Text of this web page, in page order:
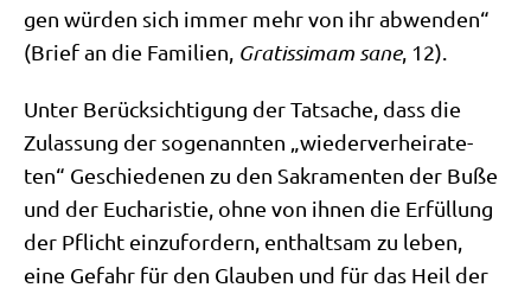
gen wür­den sich immer mehr von ihr abwen­den“
(Brief an die Fami­li­en, Gra­tis­si­mam sane, 12).
Unter Berück­sich­ti­gung der Tat­sa­che, dass die
Zulas­sung der soge­nann­ten „wie­der­ver­hei­ra­te­
ten“ Geschie­de­nen zu den Sakra­men­ten der Buße
und der Eucha­ri­stie, ohne von ihnen die Erfül­lung
der Pflicht ein­zu­for­dern, ent­halt­sam zu leben,
eine Gefahr für den Glau­ben und für das Heil der